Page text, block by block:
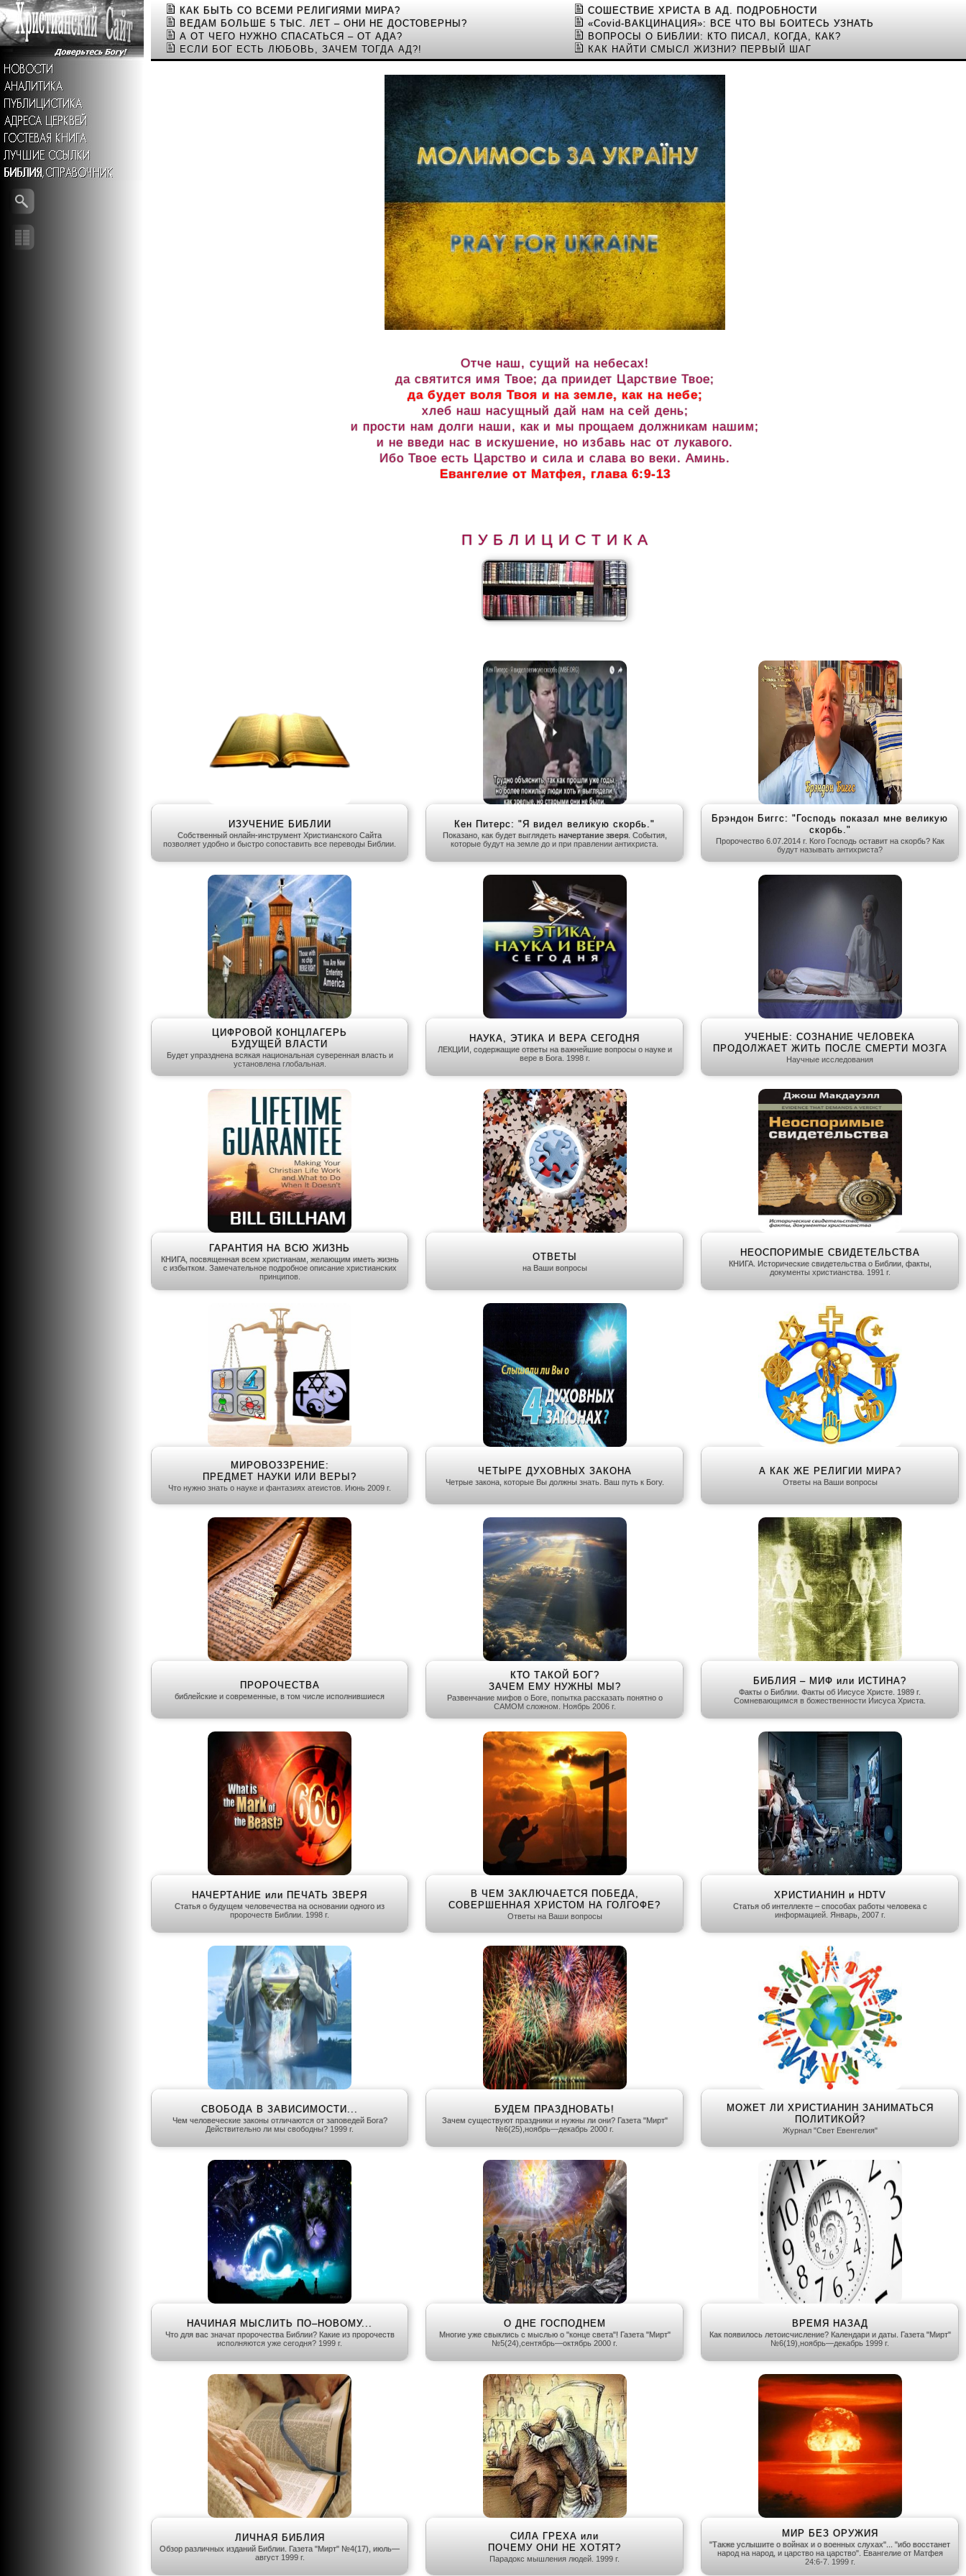
КАК БЫТЬ СО ВСЕМИ РЕЛИГИЯМИ МИРА?
ВЕДАМ БОЛЬШЕ 5 ТЫС. ЛЕТ – ОНИ НЕ ДОСТОВЕРНЫ?
А ОТ ЧЕГО НУЖНО СПАСАТЬСЯ – ОТ АДА?
ЕСЛИ БОГ ЕСТЬ ЛЮБОВЬ, ЗАЧЕМ ТОГДА АД?!
СОШЕСТВИЕ ХРИСТА В АД. ПОДРОБНОСТИ
«Covid-ВАКЦИНАЦИЯ»: ВСЕ ЧТО ВЫ БОИТЕСЬ УЗНАТЬ
ВОПРОСЫ О БИБЛИИ: КТО ПИСАЛ, КОГДА, КАК?
КАК НАЙТИ СМЫСЛ ЖИЗНИ? ПЕРВЫЙ ШАГ
Отче наш, сущий на небесах!
да святится имя Твое; да приидет Царствие Твое;
да будет воля Твоя и на земле, как на небе;
хлеб наш насущный дай нам на сей день;
и прости нам долги наши, как и мы прощаем должникам нашим;
и не введи нас в искушение, но избавь нас от лукавого.
Ибо Твое есть Царство и сила и слава во веки. Аминь.
Евангелие от Матфея, глава 6:9-13
П У Б Л И Ц И С Т И К А
ИЗУЧЕНИЕ БИБЛИИ
Собственный онлайн-инструмент Христианского Сайта
позволяет удобно и быстро сопоставить все переводы Библии.
Кен Питерс: "Я видел великую скорбь."
Показано, как будет выглядеть начертание зверя. События,
которые будут на земле до и при правлении антихриста.
Брэндон Биггс: "Господь показал мне великую
скорбь."
Пророчество 6.07.2014 г. Кого Господь оставит на скорбь? Как
будут называть антихриста?
ЦИФРОВОЙ КОНЦЛАГЕРЬ
БУДУЩЕЙ ВЛАСТИ
Будет упразднена всякая национальная суверенная власть и
установлена глобальная.
НАУКА, ЭТИКА И ВЕРА СЕГОДНЯ
ЛЕКЦИИ, содержащие ответы на важнейшие вопросы о науке и
вере в Бога. 1998 г.
УЧЕНЫЕ: СОЗНАНИЕ ЧЕЛОВЕКА
ПРОДОЛЖАЕТ ЖИТЬ ПОСЛЕ СМЕРТИ МОЗГА
Научные исследования
ГАРАНТИЯ НА ВСЮ ЖИЗНЬ
КНИГА, посвященная всем христианам, желающим иметь жизнь
с избытком. Замечательное подробное описание христианских
принципов.
ОТВЕТЫ
на Ваши вопросы
НЕОСПОРИМЫЕ СВИДЕТЕЛЬСТВА
КНИГА. Исторические свидетельства о Библии, факты,
документы христианства. 1991 г.
МИРОВОЗЗРЕНИЕ:
ПРЕДМЕТ НАУКИ ИЛИ ВЕРЫ?
Что нужно знать о науке и фантазиях атеистов. Июнь 2009 г.
ЧЕТЫРЕ ДУХОВНЫХ ЗАКОНА
Четрые закона, которые Вы должны знать. Ваш путь к Богу.
А КАК ЖЕ РЕЛИГИИ МИРА?
Ответы на Ваши вопросы
ПРОРОЧЕСТВА
библейские и современные, в том числе исполнившиеся
КТО ТАКОЙ БОГ?
ЗАЧЕМ ЕМУ НУЖНЫ МЫ?
Развенчание мифов о Боге, попытка рассказать понятно о
САМОМ сложном. Ноябрь 2006 г.
БИБЛИЯ – МИФ или ИСТИНА?
Факты о Библии. Факты об Иисусе Христе. 1989 г.
Сомневающимся в божественности Иисуса Христа.
НАЧЕРТАНИЕ или ПЕЧАТЬ ЗВЕРЯ
Статья о будущем человечества на основании одного из
пророчеств Библии. 1998 г.
В ЧЕМ ЗАКЛЮЧАЕТСЯ ПОБЕДА,
СОВЕРШЕННАЯ ХРИСТОМ НА ГОЛГОФЕ?
Ответы на Ваши вопросы
ХРИСТИАНИН и HDTV
Статья об интеллекте – способах работы человека с
информацией. Январь, 2007 г.
СВОБОДА В ЗАВИСИМОСТИ...
Чем человеческие законы отличаются от заповедей Бога?
Действительно ли мы свободны? 1999 г.
БУДЕМ ПРАЗДНОВАТЬ!
Зачем существуют праздники и нужны ли они? Газета "Мирт"
№6(25),ноябрь—декабрь 2000 г.
МОЖЕТ ЛИ ХРИСТИАНИН ЗАНИМАТЬСЯ
ПОЛИТИКОЙ?
Журнал "Свет Евенгелия"
НАЧИНАЯ МЫСЛИТЬ ПО–НОВОМУ...
Что для вас значат пророчества Библии? Какие из пророчеств
исполняются уже сегодня? 1999 г.
О ДНЕ ГОСПОДНЕМ
Многие уже свыклись с мыслью о "конце света"! Газета "Мирт"
№5(24),сентябрь—октябрь 2000 г.
ВРЕМЯ НАЗАД
Как появилось летоисчисление? Календари и даты. Газета "Мирт"
№6(19),ноябрь—декабрь 1999 г.
ЛИЧНАЯ БИБЛИЯ
Обзор различных изданий Библии. Газета "Мирт" №4(17), июль—
август 1999 г.
СИЛА ГРЕХА или
ПОЧЕМУ ОНИ НЕ ХОТЯТ?
Парадокс мышления людей. 1999 г.
МИР БЕЗ ОРУЖИЯ
"Также услышите о войнах и о военных слухах"... "ибо восстанет
народ на народ, и царство на царство". Евангелие от Матфея
24:6-7. 1999 г.